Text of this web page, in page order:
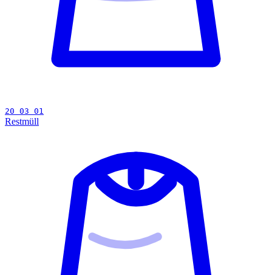
20 03 01
Restmüll